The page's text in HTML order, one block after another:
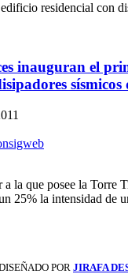
residencial con
inauguran el
sísmicos
la que posee la Torre
25% la intensidad de
POR JIRAFA